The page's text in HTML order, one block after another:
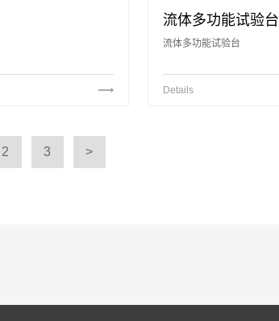
流体多功能试验台
流体多功能试验台
Details
2 3 >